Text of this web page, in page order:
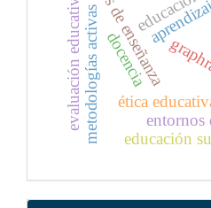
metodologías activas entornos
educación
ética
docencia
evaluación educativa